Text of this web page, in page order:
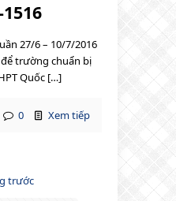
27/6 – 10/7/2016
trường chuẩn bị
Quốc […]
0 Xem tiếp
trước